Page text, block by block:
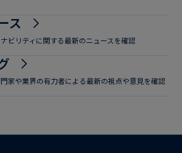
ス
ビリティに関する最新のニュースを確認
家や業界の有力者による最新の視点や意見を確認